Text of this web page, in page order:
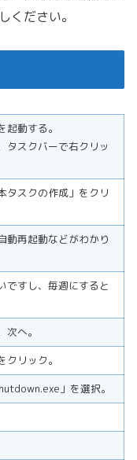
ください。
動する。
タスクバーで右クリッ
スクの作成」をクリ
再起動などがわかり
すし、毎週にすると
へ。
リック。
」を選択。